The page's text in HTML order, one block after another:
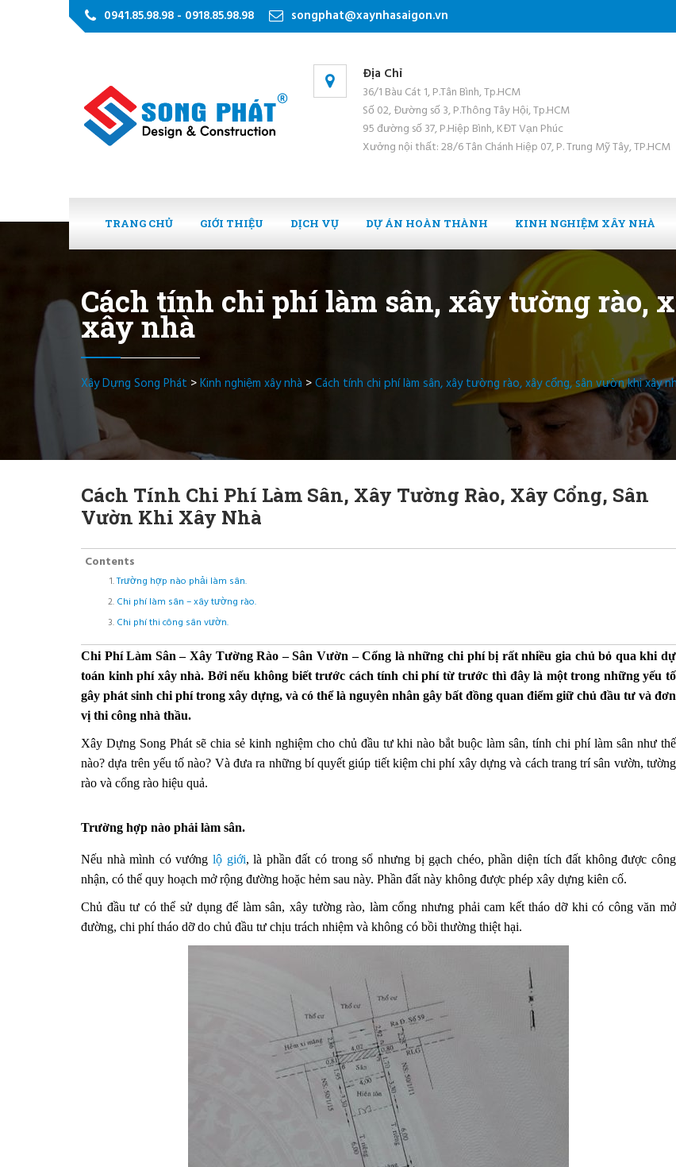
0941.85.98.98 - 0918.85.98.98 songphat@xaynhasaigon.vn
Địa Chỉ
36/1 Bàu Cát 1, P.Tân Bình, Tp.HCM
Số 02, Đường số 3, P.Thông Tây Hội, Tp.HCM
95 đường số 37, P.Hiệp Bình, KĐT Vạn Phúc
Xưởng nội thất: 28/6 Tân Chánh Hiệp 07, P. Trung Mỹ Tây, TP.HCM
TRANG CHỦ GIỚI THIỆU DỊCH VỤ DỰ ÁN HOÀN THÀNH KINH NGHIỆM XÂY NHÀ
Cách tính chi phí làm sân, xây tường rào,
xây nhà
Xây Dựng Song Phát >Kinh nghiệm xây nhà >Cách tính chi phí làm sân, xây tường rào, xây cổng, sân vườn khi xây
Cách Tính Chi Phí Làm Sân, Xây Tường Rào, Xây Cổng, Sân
Vườn Khi Xây Nhà
Contents
Trường hợp nào phải làm sân.
Chi phí làm sân – xây tường rào.
Chi phí thi công sân vườn.
Chi Phí Làm Sân – Xây Tường Rào – Sân Vườn – Cổng là những chi phí bị rất nhiều gia chủ bỏ qua khi dự
toán kinh phí xây nhà. Bởi nếu không biết trước cách tính chi phí từ trước thì đây là một trong những yếu tố
gây phát sinh chi phí trong xây dựng, và có thể là nguyên nhân gây bất đồng quan điểm giữ chủ đầu tư và đơn
vị thi công nhà thầu.
Xây Dựng Song Phát sẽ chia sẻ kinh nghiệm cho chủ đầu tư khi nào bắt buộc làm sân, tính chi phí làm sân như thế
nào? dựa trên yếu tố nào? Và đưa ra những bí quyết giúp tiết kiệm chi phí xây dựng và cách trang trí sân vườn, tường
rào và cổng rào hiệu quả.
Trường hợp nào phải làm sân.
Nếu nhà mình có vướnglộ giới, là phần đất có trong sổ nhưng bị gạch chéo, phần diện tích đất không được công
nhận, có thể quy hoạch mở rộng đường hoặc hẻm sau này. Phần đất này không được phép xây dựng kiên cố.
Chủ đầu tư có thể sử dụng để làm sân, xây tường rào, làm cổng nhưng phải cam kết tháo dỡ khi có công văn mở
đường, chi phí tháo dỡ do chủ đầu tư chịu trách nhiệm và không có bồi thường thiệt hại.